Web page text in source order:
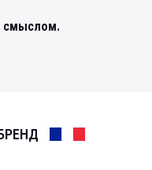
смыслом.